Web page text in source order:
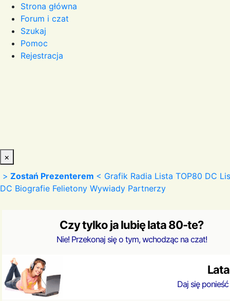
Strona główna
Forum i czat
Szukaj
Pomoc
Rejestracja
×
> Zostań Prezenterem < Grafik Radia Lista TOP80 DC
DC Biografie Felietony Wywiady Partnerzy
Czy tylko ja lubię lata 80-te?
Nie! Przekonaj się o tym, wchodząc na czat!
Daj się